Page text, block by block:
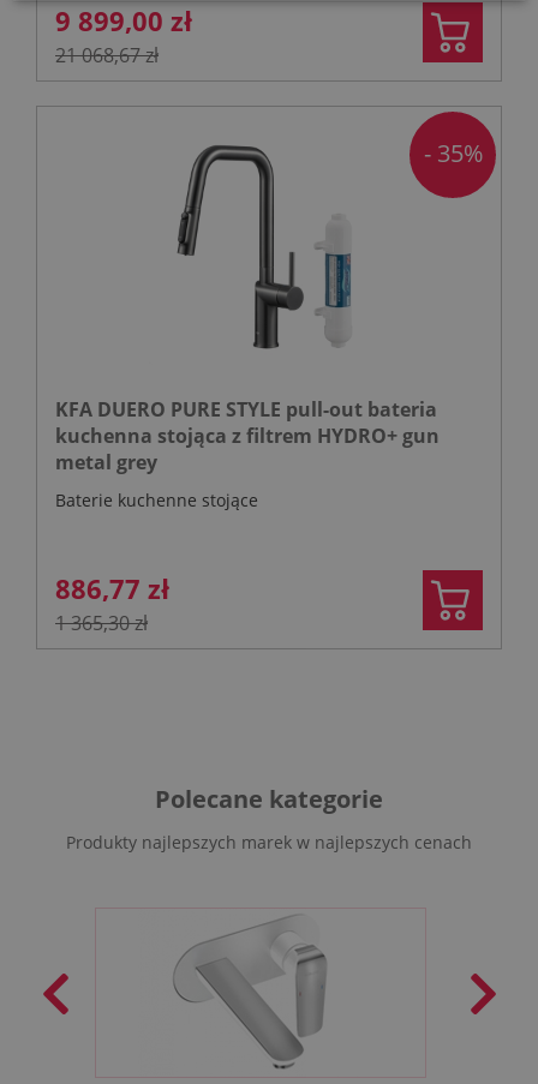
9 899,00 zł
21 068,67 zł
KFA DUERO PURE STYLE pull-out bateria
kuchenna stojąca z filtrem HYDRO+ gun
metal grey
Baterie kuchenne stojące
886,77 zł
1 365,30 zł
- 35%
Polecane kategorie
Produkty najlepszych marek w najlepszych cenach